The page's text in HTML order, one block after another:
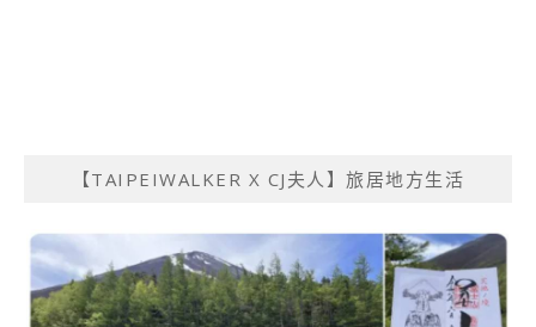
【TAIPEIWALKER X CJ夫人】旅居地方生活